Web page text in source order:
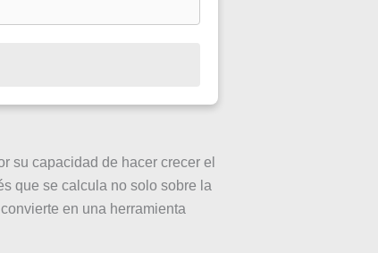
su capacidad de hacer crecer el
que se calcula no solo sobre la
en una herramienta